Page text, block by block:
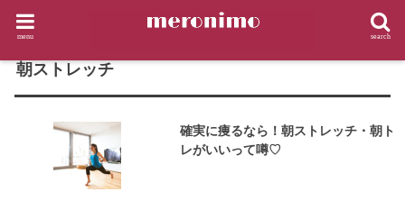
search
menu
HOME
朝ストレッチ
確実に痩るなら！朝ストレッチ・朝ト
レがいいって噂♡